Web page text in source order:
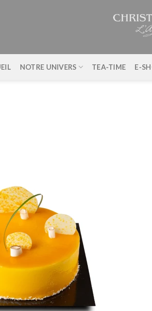
NOTRE UNIVERS TEA-TIME E-